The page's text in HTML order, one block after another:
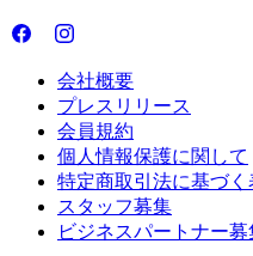
会社概要
プレスリリース
会員規約
個人情報保護に関して
特定商取引法に基づく
スタッフ募集
ビジネスパートナー募